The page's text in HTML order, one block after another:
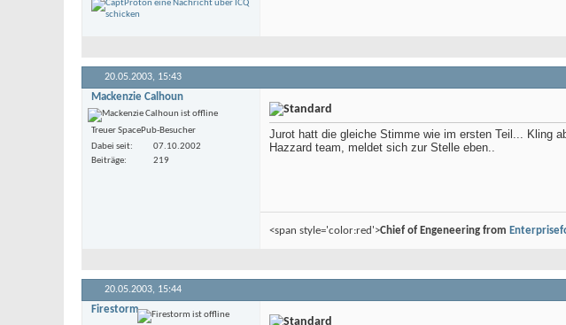
20.05.2003, 15:43
Mackenzie Calhoun
Treuer SpacePub-Besucher
Dabei seit
07.10.2002
Beiträge
219
Jurot hatt die gleiche Stimme wie im ersten Teil... Kling
Hazzard team, meldet sich zur Stelle eben..
<span style='color:red'>Chief of Engeneering from
20.05.2003, 15:44
Firestorm